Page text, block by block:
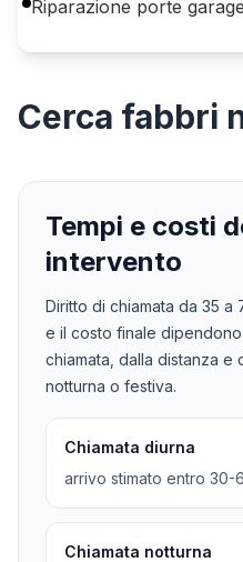
Riparazione porte garage
Cerca fabbri
Tempi e costi
intervento
Diritto di chiamata da 35 a
e il costo finale
chiamata, dalla distanza e
notturna o festiva.
Chiamata diurna
arrivo stimato entro 30-
Chiamata notturna